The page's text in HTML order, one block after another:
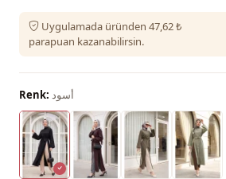
Uygulamada üründen 47,62 ₺
parapuan kazanabilirsin.
Renk: أسود